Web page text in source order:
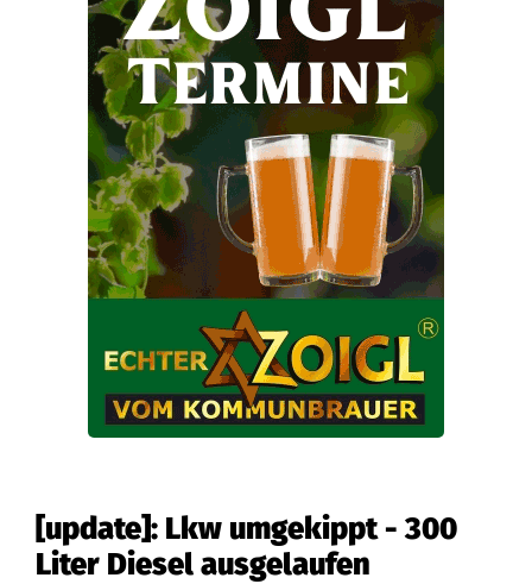
[update]: Lkw umgekippt - 300
Liter Diesel ausgelaufen